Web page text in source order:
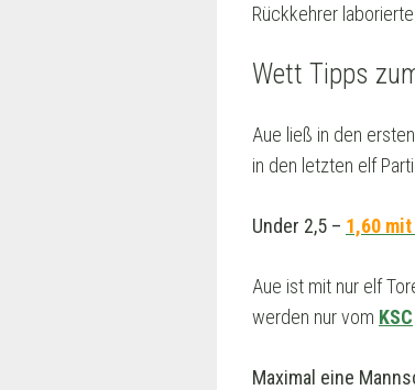
Rückkehrer
Wett Tipps
Aue ließ in den
in den letzten elf
Under 2,5 – 1,60
Aue ist mit nur elf
werden nur vom KSC
Maximal eine